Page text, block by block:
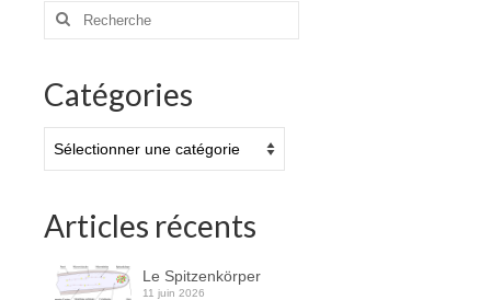
Rechercher
Catégories
Articles récents
Le Spitzenkörper
11 juin 2026